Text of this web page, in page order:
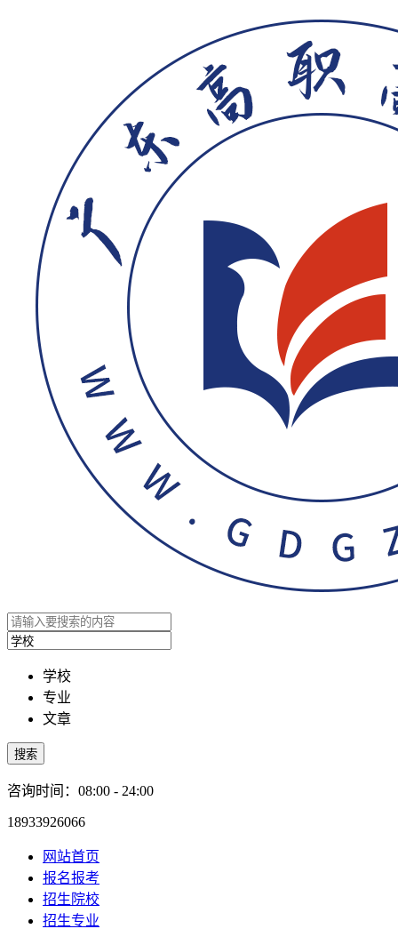
学校
专业
文章
搜索
咨询时间：08:00 - 24:00
18933926066
网站首页
报名报考
招生院校
招生专业